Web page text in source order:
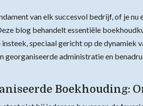
van elk succesvol bedrijf, of je nu
blog behandelt essentiële
speciaal gericht op de dynamiek
georganiseerde administratie en
Boekhouding: